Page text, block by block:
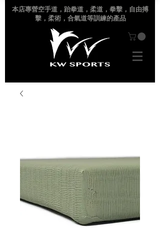
本店專營空手道 ，跆拳道，柔道，拳擊，自由搏
擊，柔術，合氣道等訓練的產品